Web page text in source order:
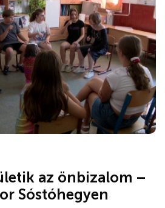
az önbizalom –
Sóstóhegyen